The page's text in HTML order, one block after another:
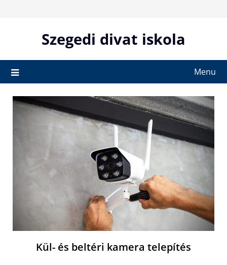
Szegedi divat iskola
Menu
Kül- és beltéri kamera telepítés